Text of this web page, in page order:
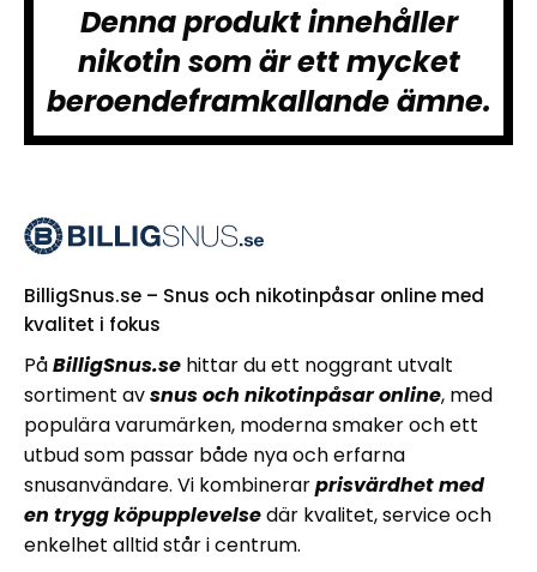
Denna produkt innehåller
nikotin som är ett mycket
beroendeframkallande ämne.
BilligSnus.se – Snus och nikotinpåsar online med
kvalitet i fokus
PåBilligSnus.sehittar du ett noggrant utvalt
sortiment avsnus och nikotinpåsar online, med
populära varumärken, moderna smaker och ett
utbud som passar både nya och erfarna
snusanvändare. Vi kombinerarprisvärdhet med
en trygg köpupplevelsedär kvalitet, service och
enkelhet alltid står i centrum.